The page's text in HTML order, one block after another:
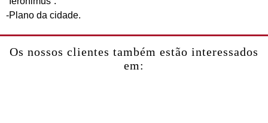
-Plano da cidade.
Os nossos clientes também estão interessados
em: